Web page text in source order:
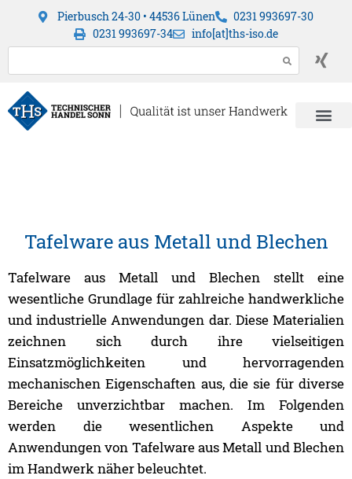
Pierbusch 24-30 • 44536 Lünen
0231 993697-30
0231 993697-34
info[at]ths-iso.de
Tafelware aus Metall und Blechen
Tafelware aus Metall und Blechen stellt eine
wesentliche Grundlage für zahlreiche handwerkliche
und industrielle Anwendungen dar. Diese Materialien
zeichnen sich durch ihre vielseitigen
Einsatzmöglichkeiten und hervorragenden
mechanischen Eigenschaften aus, die sie für diverse
Bereiche unverzichtbar machen. Im Folgenden
werden die wesentlichen Aspekte und
Anwendungen von Tafelware aus Metall und Blechen
im Handwerk näher beleuchtet.